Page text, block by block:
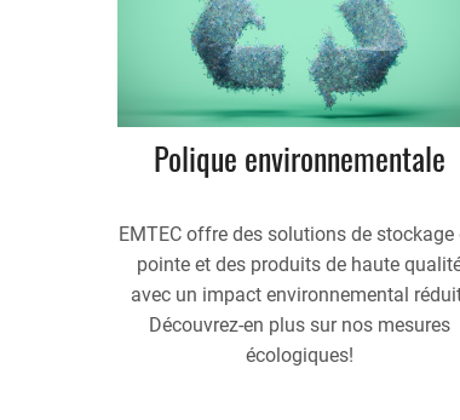
Polique environnementale
EMTEC offre des solutions de stockage
pointe et des produits de haute
avec un impact environnemental
Découvrez-en plus sur nos mesures
écologiques!